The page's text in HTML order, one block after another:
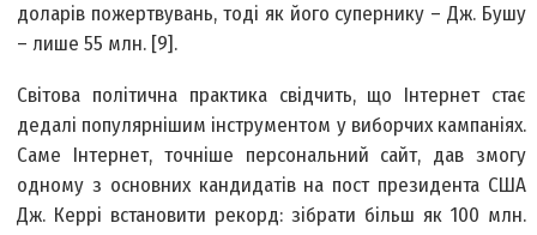
доларів пожертвувань, тоді як його супернику – Дж. Бушу
– лише 55 млн. [9].
Світова політична практика свідчить, що Інтернет стає
дедалі популярнішим інструментом у виборчих кампаніях.
Саме Інтернет, точніше персональний сайт, дав змогу
одному з основних кандидатів на пост президента США
Дж. Керрі встановити рекорд: зібрати більш як 100 млн.